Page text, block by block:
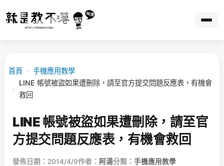
首頁 › 手機應用教學
›
LINE 帳號被盜如果遭刪除，請至官方提交問題反應表，有機會
救回
LINE 帳號被盜如果遭刪除，請至官
方提交問題反應表，有機會救回
發佈日期：2014/4/9作者： 阿湯分類： 手機應用教學